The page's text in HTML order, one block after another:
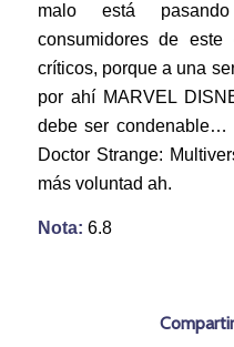
malo está
consumidores de
críticos, porque a una
por ahí MARVEL
debe ser
Doctor Strange:
más voluntad ah.
Nota: 6.8